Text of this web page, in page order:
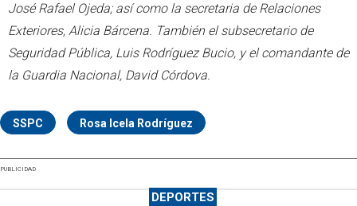
José Rafael Ojeda; así como la secretaria de Relaciones
Exteriores, Alicia Bárcena. También el subsecretario de
Seguridad Pública, Luis Rodríguez Bucio, y el comandante de
la Guardia Nacional, David Córdova.
SSPC Rosa Icela Rodríguez
PUBLICIDAD
DEPORTES